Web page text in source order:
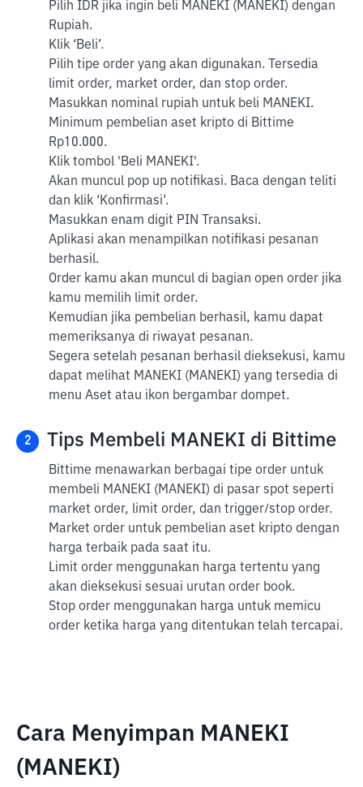
Pilih IDR jika ingin beli MANEKI (MANEKI) dengan
Rupiah.
Klik ‘Beli’.
Pilih tipe order yang akan digunakan. Tersedia
limit order, market order, dan stop order.
Masukkan nominal rupiah untuk beli MANEKI.
Minimum pembelian aset kripto di Bittime
Rp10.000.
Klik tombol 'Beli MANEKI'.
Akan muncul pop up notifikasi. Baca dengan teliti
dan klik ‘Konfirmasi’.
Masukkan enam digit PIN Transaksi.
Aplikasi akan menampilkan notifikasi pesanan
berhasil.
Order kamu akan muncul di bagian open order jika
kamu memilih limit order.
Kemudian jika pembelian berhasil, kamu dapat
memeriksanya di riwayat pesanan.
Segera setelah pesanan berhasil dieksekusi, kamu
dapat melihat MANEKI (MANEKI) yang tersedia di
menu Aset atau ikon bergambar dompet.
2 Tips Membeli MANEKI di Bittime
Bittime menawarkan berbagai tipe order untuk
membeli MANEKI (MANEKI) di pasar spot seperti
market order, limit order, dan trigger/stop order.
Market order untuk pembelian aset kripto dengan
harga terbaik pada saat itu.
Limit order menggunakan harga tertentu yang
akan dieksekusi sesuai urutan order book.
Stop order menggunakan harga untuk memicu
order ketika harga yang ditentukan telah tercapai.
Cara Menyimpan MANEKI
(MANEKI)